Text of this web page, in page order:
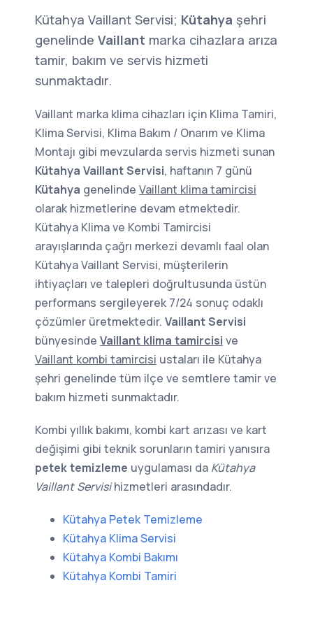
Kütahya Vaillant Servisi; Kütahya şehri
genelinde Vaillant marka cihazlara arıza
tamir, bakım ve servis hizmeti
sunmaktadır.
Vaillant marka klima cihazları için Klima Tamiri,
Klima Servisi, Klima Bakım / Onarım ve Klima
Montajı gibi mevzularda servis hizmeti sunan
Kütahya Vaillant Servisi, haftanın 7 günü
Kütahya genelinde Vaillant klima tamircisi
olarak hizmetlerine devam etmektedir.
Kütahya Klima ve Kombi Tamircisi
arayışlarında çağrı merkezi devamlı faal olan
Kütahya Vaillant Servisi, müşterilerin
ihtiyaçları ve talepleri doğrultusunda üstün
performans sergileyerek 7/24 sonuç odaklı
çözümler üretmektedir. Vaillant Servisi
bünyesinde Vaillant klima tamircisi ve
Vaillant kombi tamircisi ustaları ile Kütahya
şehri genelinde tüm ilçe ve semtlere tamir ve
bakım hizmeti sunmaktadır.
Kombi yıllık bakımı, kombi kart arızası ve kart
değişimi gibi teknik sorunların tamiri yanısıra
petek temizleme uygulaması da Kütahya
Vaillant Servisihizmetleri arasındadır.
Kütahya Petek Temizleme
Kütahya Klima Servisi
Kütahya Kombi Bakımı
Kütahya Kombi Tamiri